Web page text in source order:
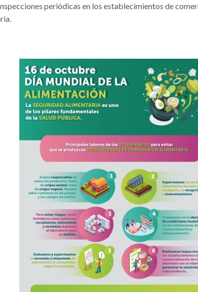
periódicas en los establecimientos de